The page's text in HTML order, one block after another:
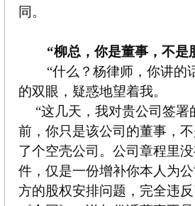
同。
“柳总，你是董事，不是
“什么？杨律师，你讲的
的双眼，疑惑地望着我。
“这几天，我对贵公司签
前，你只是该公司的董事，
了个空壳公司。公司章程里
件，仅是一份增补你本人为
方的股权安排问题，完全违